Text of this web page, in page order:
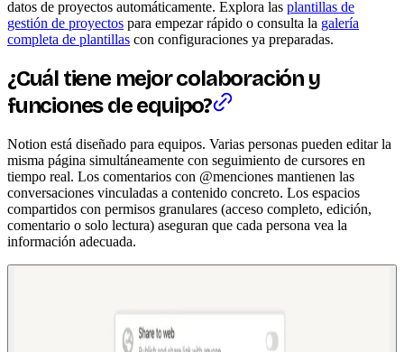
datos de proyectos automáticamente. Explora las plantillas de
gestión de proyectos para empezar rápido o consulta la galería
completa de plantillas con configuraciones ya preparadas.
¿Cuál tiene mejor colaboración y
funciones de equipo?
Notion está diseñado para equipos. Varias personas pueden editar la
misma página simultáneamente con seguimiento de cursores en
tiempo real. Los comentarios con @menciones mantienen las
conversaciones vinculadas a contenido concreto. Los espacios
compartidos con permisos granulares (acceso completo, edición,
comentario o solo lectura) aseguran que cada persona vea la
información adecuada.